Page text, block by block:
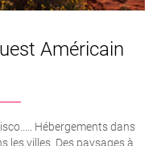
Américain
Hébergements dans
les villes. Des paysages à